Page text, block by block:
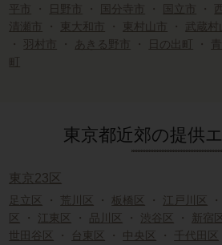
平市
・ 日野市 ・ 国分寺市 ・ 国立市 ・
清瀬市
・ 東大和市 ・ 東村山市 ・ 武蔵村
・ 羽村市 ・ あきる野市 ・ 日の出町 ・
町
東京都近郊の提供
東京23区
足立区 ・ 荒川区 ・板橋区 ・ 江戸川区 ・
区
・ 江東区 ・ 品川区 ・ 渋谷区 ・ 新宿区
世田谷区
・ 台東区 ・ 中央区 ・ 千代田区